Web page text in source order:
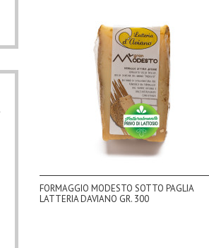
FORMAGGIO MODESTO SOTTO PAGLIA
LATTERIA DAVIANO GR. 300